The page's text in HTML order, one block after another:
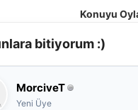
Konuyu
bitiyorum :)
MorciveT
Yeni Üye